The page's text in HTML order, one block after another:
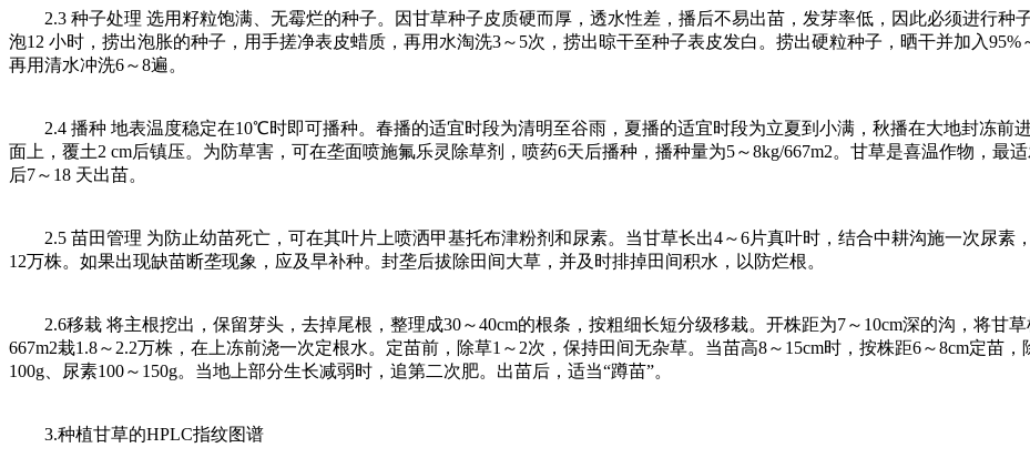
2.3 种子处理 选用籽粒饱满、无霉烂的种子。因甘草种子皮质硬而厚，透水性差，播后不易出苗，发芽率低，因此必须进行种
泡12 小时，捞出泡胀的种子，用手搓净表皮蜡质，再用水淘洗3～5次，捞出晾干至种子表皮发白。捞出硬粒种子，晒干并加入
再用清水冲洗6～8遍。
2.4 播种 地表温度稳定在10℃时即可播种。春播的适宜时段为清明至谷雨，夏播的适宜时段为立夏到小满，秋播在大地封冻前
面上，覆土2 cm后镇压。为防草害，可在垄面喷施氟乐灵除草剂，喷药6天后播种，播种量为5～8kg/667m2。甘草是喜温作物，
后7～18 天出苗。
2.5 苗田管理 为防止幼苗死亡，可在其叶片上喷洒甲基托布津粉剂和尿素。当甘草长出4～6片真叶时，结合中耕沟施一次尿素
12万株。如果出现缺苗断垄现象，应及早补种。封垄后拔除田间大草，并及时排掉田间积水，以防烂根。
2.6移栽 将主根挖出，保留芽头，去掉尾根，整理成30～40cm的根条，按粗细长短分级移栽。开株距为7～10cm深的沟，将甘
667m2栽1.8～2.2万株，在上冻前浇一次定根水。定苗前，除草1～2次，保持田间无杂草。当苗高8～15cm时，按株距6～8cm定苗
100g、尿素100～150g。当地上部分生长减弱时，追第二次肥。出苗后，适当“蹲苗”。
3.种植甘草的HPLC指纹图谱